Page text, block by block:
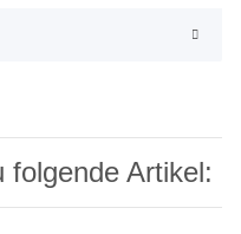
folgende Artikel: